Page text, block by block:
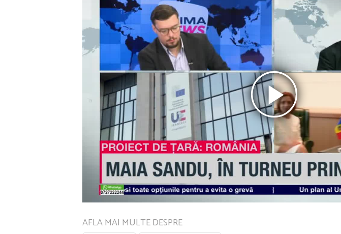
AFLA MAI MULTE DESPRE